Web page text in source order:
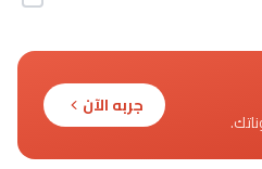
جربه الآن